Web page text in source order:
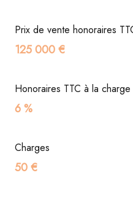
Prix de vente honoraires
125 000 €
Honoraires TTC à la
6 %
Charges
50 €